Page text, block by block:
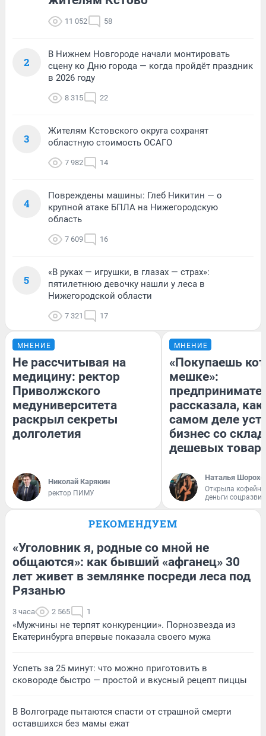
11 052 58
2
В Нижнем Новгороде начали монтировать
сцену ко Дню города — когда пройдёт праздник
в 2026 году
8 315 22
3
Жителям Кстовского округа сохранят
областную стоимость ОСАГО
7 982 14
4
Повреждены машины: Глеб Никитин — о
крупной атаке БПЛА на Нижегородскую
область
7 609 16
5
«В руках — игрушки, в глазах — страх»:
пятилетнюю девочку нашли у леса в
Нижегородской области
7 321 17
МНЕНИЕ
Не рассчитывая на
медицину: ректор
Приволжского
медуниверситета
раскрыл секреты
долголетия
Николай Карякин
ректор ПИМУ
МНЕНИЕ
«Покупаешь
мешке»:
рассказала, как
самом деле
бизнес со
дешевых
Наталья
Открыла
деньги
РЕКОМЕНДУЕМ
«Уголовник я, родные со мной не
общаются»: как бывший «афганец» 30
лет живет в землянке посреди леса под
Рязанью
3 часа 2 565 1
«Мужчины не терпят конкуренции». Порнозвезда из
Екатеринбурга впервые показала своего мужа
Успеть за 25 минут: что можно приготовить в
сковороде быстро — простой и вкусный рецепт пиццы
В Волгограде пытаются спасти от страшной смерти
оставшихся без мамы ежат